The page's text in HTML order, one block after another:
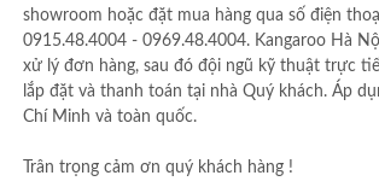
showroom hoặc đặt mua hàng qua số điện
0915.48.4004 - 0969.48.4004. Kangaroo Hà
xử lý đơn hàng, sau đó đội ngũ kỹ thuật trực
lắp đặt và thanh toán tại nhà Quý khách. Áp
Chí Minh và toàn quốc.
Trân trọng cảm ơn quý khách hàng !